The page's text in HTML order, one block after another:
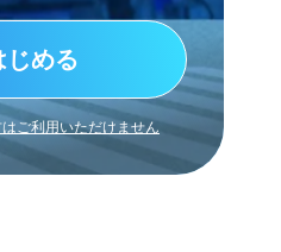
める
ご利用いただけません